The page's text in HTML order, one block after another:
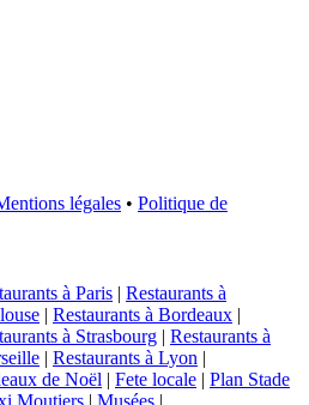
légales • Politique de
à Paris | Restaurants à
| Restaurants à Bordeaux |
à Strasbourg | Restaurants à
| Restaurants à Lyon |
de Noël | Fete locale | Plan Stade